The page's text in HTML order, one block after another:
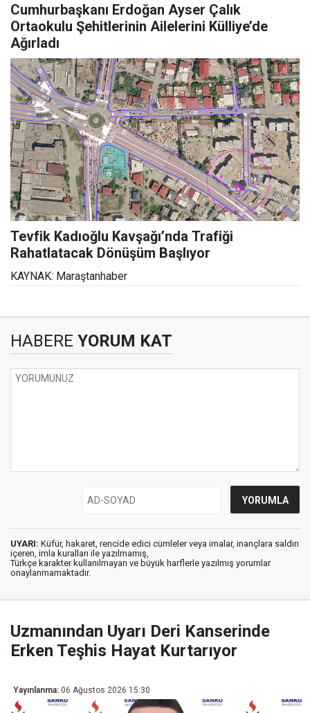
Cumhurbaşkanı Erdoğan Ayser Çalık
Ortaokulu Şehitlerinin Ailelerini Külliye’de
Ağırladı
Tevfik Kadıoğlu Kavşağı’nda Trafiği
Rahatlatacak Dönüşüm Başlıyor
KAYNAK: Maraştanhaber
HABERE YORUM KAT
UYARI: Küfür, hakaret, rencide edici cümleler veya imalar, inançlara saldırı
içeren, imla kuralları ile yazılmamış,
Türkçe karakter kullanılmayan ve büyük harflerle yazılmış yorumlar
onaylanmamaktadır.
Uzmanından Uyarı Deri Kanserinde
Erken Teşhis Hayat Kurtarıyor
Yayınlanma: 06 Ağustos 2026 15:30